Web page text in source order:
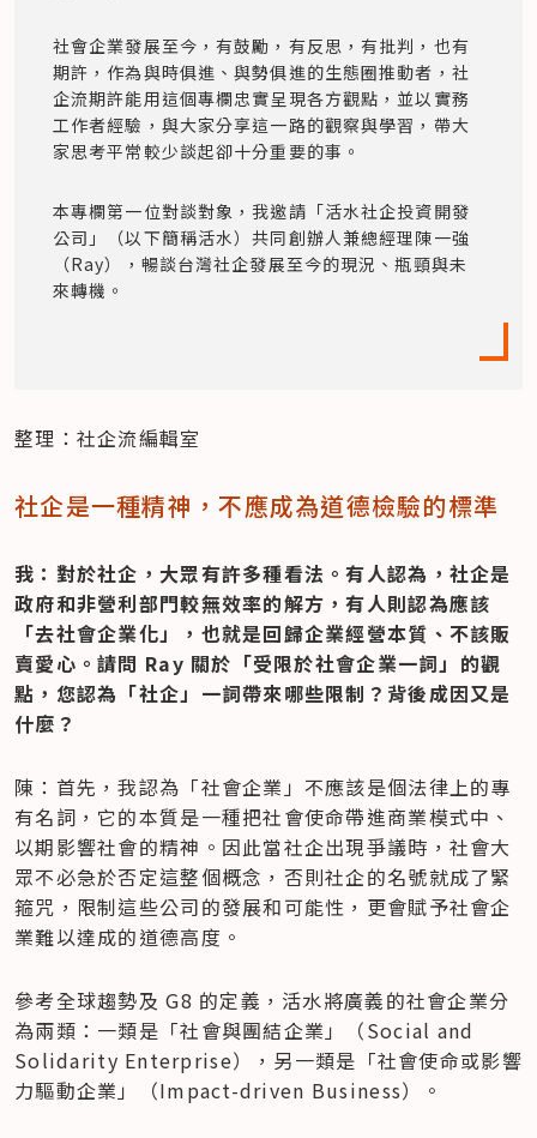
社會企業發展至今，有鼓勵，有反思，有批判，也有
期許，作為與時俱進、與勢俱進的生態圈推動者，社
企流期許能用這個專欄忠實呈現各方觀點，並以實務
工作者經驗，與大家分享這一路的觀察與學習，帶大
家思考平常較少談起卻十分重要的事。
本專欄第一位對談對象，我邀請「活水社企投資開發
公司」（以下簡稱活水）共同創辦人兼總經理陳一強
（Ray），暢談台灣社企發展至今的現況、瓶頸與未
來轉機。
整理：社企流編輯室
社企是一種精神，不應成為道德檢驗的標準
我：對於社企，大眾有許多種看法。有人認為，社企是
政府和非營利部門較無效率的解方，有人則認為應該
「去社會企業化」，也就是回歸企業經營本質、不該販
賣愛心。請問 Ray 關於「受限於社會企業一詞」的觀
點，您認為「社企」一詞帶來哪些限制？背後成因又是
什麼？
陳：首先，我認為「社會企業」不應該是個法律上的專
有名詞，它的本質是一種把社會使命帶進商業模式中、
以期影響社會的精神。因此當社企出現爭議時，社會大
眾不必急於否定這整個概念，否則社企的名號就成了緊
箍咒，限制這些公司的發展和可能性，更會賦予社會企
業難以達成的道德高度。
參考全球趨勢及 G8 的定義，活水將廣義的社會企業分
為兩類：一類是「社會與團結企業」（Social and
Solidarity Enterprise），另一類是「社會使命或影響
力驅動企業」（Impact-driven Business）。